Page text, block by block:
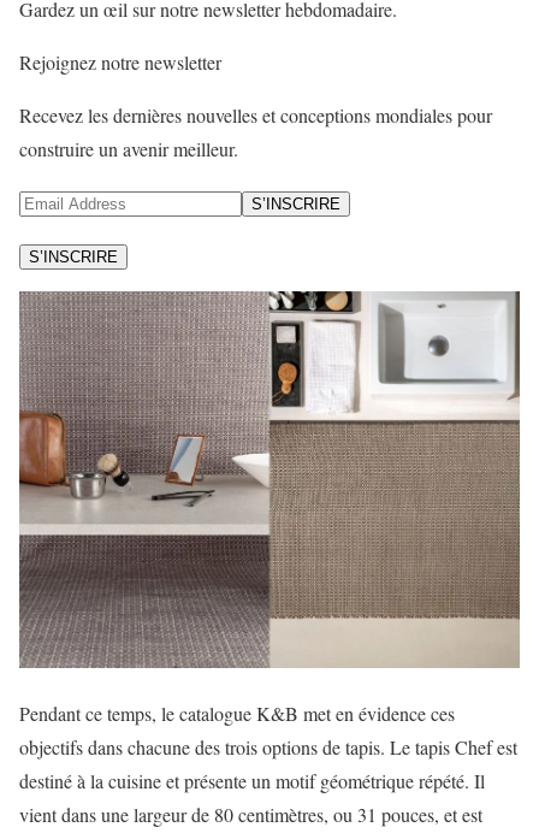
Gardez un œil sur notre newsletter hebdomadaire.
Rejoignez notre newsletter
Recevez les dernières nouvelles et conceptions mondiales pour
construire un avenir meilleur.
S’INSCRIRE
S’INSCRIRE
Pendant ce temps, le catalogue K&B met en évidence ces
objectifs dans chacune des trois options de tapis. Le tapis Chef est
destiné à la cuisine et présente un motif géométrique répété. Il
vient dans une largeur de 80 centimètres, ou 31 pouces, et est